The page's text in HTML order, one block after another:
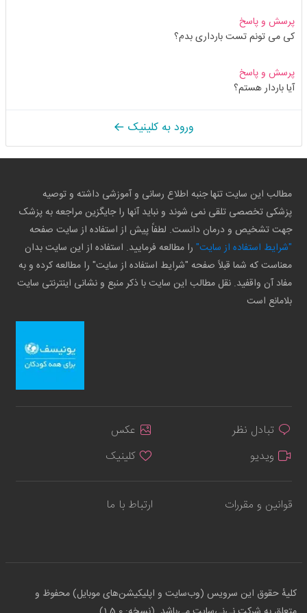
پرسش و پاسخ
کی می تونم تست بارداری بدم؟
پرسش و پاسخ
آیا باردار هستم؟
ورود به کلینیک
مطالب این سایت تنها جنبه اطلاع رسانی و آموزشی داشته و توصیه
پزشکی تخصصی تلقی نمی شوند و نباید آنها را جایگزین مراجعه به پزشک
جهت تشخیص و درمان دانست. لطفاً پیش از استفاده از سایت صفحه
"شرایط استفاده از سایت" را مطالعه فرمایید. استفاده از این سایت بدان
معناست که شما قبلاً صفحه "شرایط استفاده از سایت" را مطالعه کرده و به
مفاد آن واقفید. نقل مطالب این سایت با ذکر منبع و نشانی اینترنتی سایت
بلامانع است
تبادل نظر
عکس
ویدیو
کلینیک
قوانین و مقررات ارتباط با ما
کلیهٔ حقوق این سرویس (وب‌سایت و اپلیکیشن‌های موبایل) محفوظ و